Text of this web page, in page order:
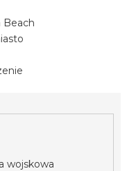
Beach
wojskowa